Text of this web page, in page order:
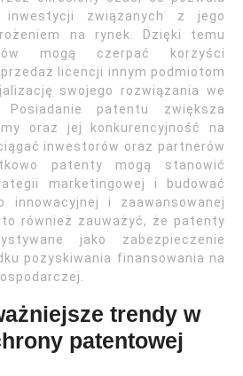
inwestycji związanych z jego
na rynek. Dzięki temu
mogą czerpać korzyści
licencji innym podmiotom
swojego rozwiązania we
Posiadanie patentu zwiększa
oraz jej konkurencyjność na
inwestorów oraz partnerów
patenty mogą stanowić
marketingowej i budować
innowacyjnej i zaawansowanej
również zauważyć, że patenty
jako zabezpieczenie
pozyskiwania finansowania na
trendy w
patentowej